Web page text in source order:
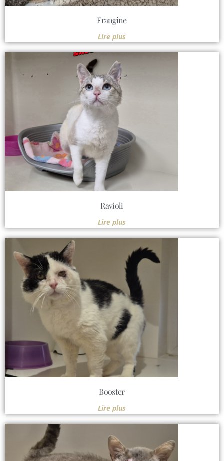
Frangine
Lire plus
Ravioli
Lire plus
Booster
Lire plus